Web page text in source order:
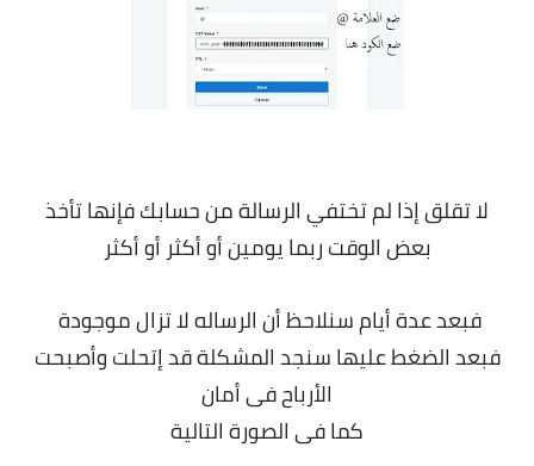
لا تقلق إذا لم تختفي الرسالة من حسابك فإنها تأخذ
بعض الوقت ربما يومين أو أكثر أو أكثر
فبعد عدة أيام سنلاحظ أن الرساله لا تزال موجودة
فبعد الضغط عليها سنجد المشكلة قد إتحلت وأصبحت
الأرباح فى أمان
كما فى الصورة التالية